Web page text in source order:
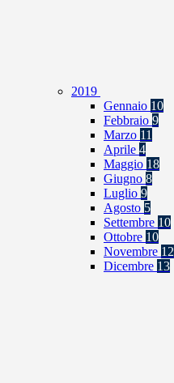
2019
Gennaio 10
Febbraio 9
Marzo 11
Aprile 4
Maggio 18
Giugno 8
Luglio 9
Agosto 5
Settembre 10
Ottobre 10
Novembre 12
Dicembre 13